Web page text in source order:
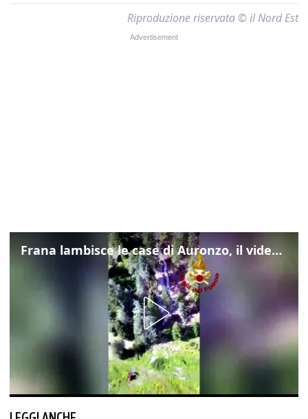
Riproduzione riservata © il Nord Est
Frana lambisce le case di Auronzo, il video dall'elicottero dei vigili del fuoco